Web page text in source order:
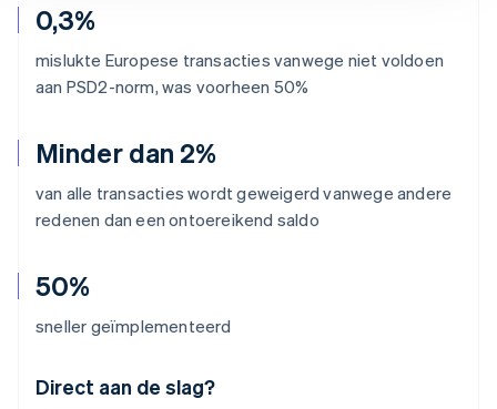
0,3%
mislukte Europese transacties vanwege niet voldoen
aan PSD2-norm, was voorheen 50%
Minder dan 2%
van alle transacties wordt geweigerd vanwege andere
redenen dan een ontoereikend saldo
50%
sneller geïmplementeerd
Direct aan de slag?
Australië
English